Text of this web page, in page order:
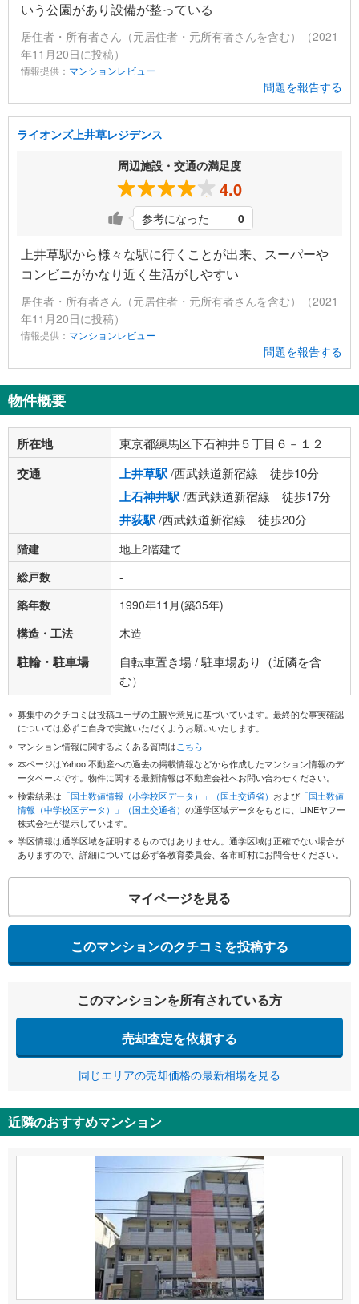
いう公園があり設備が整っている
居住者・所有者さん（元居住者・元所有者さんを含む）（2021
年11月20日に投稿）
情報提供： マンションレビュー
問題を報告する
ライオンズ上井草レジデンス
周辺施設・交通の満足度
4.0
参考になった 0
上井草駅から様々な駅に行くことが出来、スーパーや
コンビニがかなり近く生活がしやすい
居住者・所有者さん（元居住者・元所有者さんを含む）（2021
年11月20日に投稿）
情報提供： マンションレビュー
問題を報告する
物件概要
所在地 東京都練馬区下石神井５丁目６－１２
交通 上井草駅/西武鉄道新宿線 徒歩10分
上石神井駅/西武鉄道新宿線 徒歩17分
井荻駅/西武鉄道新宿線 徒歩20分
階建
地上2階建て
総戸数
-
築年数
1990年11月(築35年)
構造・工法
木造
駐輪・駐車場
自転車置き場 / 駐車場あり（近隣を含
む）
募集中のクチコミは投稿ユーザの主観や意見に基づいています。最終的な事実確認
については必ずご自身で実施いただくようお願いいたします。
マンション情報に関するよくある質問はこちら
本ページはYahoo!不動産への過去の掲載情報などから作成したマンション情報のデ
ータベースです。物件に関する最新情報は不動産会社へお問い合わせください。
検索結果は 「国土数値情報（小学校区データ）」（国土交通省） および 「国土数値
情報（中学校区データ）」（国土交通省） の通学区域データをもとに、LINEヤフー
株式会社が提示しています。
学区情報は通学区域を証明するものではありません。通学区域は正確でない場合が
ありますので、詳細については必ず各教育委員会、各市町村にお問合せください。
マイページを見る
このマンションのクチコミを投稿する
このマンションを所有されている方
売却査定を依頼する
同じエリアの売却価格の最新相場を見る
近隣のおすすめマンション